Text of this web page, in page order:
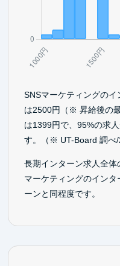
SNSマーケティングの
は2500円（※ 昇給後の
は1399円で、95%の求
す。（※ UT-Board 調べ/
長期インターン求人全
マーケティングのイン
ーンと同程度です。